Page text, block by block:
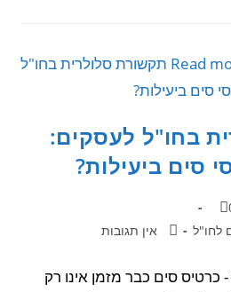
בחו"ל לעסקים:
סים ביעילות?
לחו"ל אין תגובות
כרטיס סים כבר מזמן אינו רק